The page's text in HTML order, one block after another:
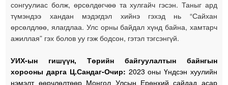
сонгуулиас болж, өрсөлдөгчөө та хулгайч гэсэн. Таныг ард
түмэндээ хандан мэдэгдэл хийнэ гэхэд нь “Сайхан
өрсөлдлөө, ялагдлаа. Улс орны байдал хүнд байна, хамтарч
ажиллая” гэх болов уу гэж бодсон, гэтэл тэгсэнгүй.
УИХ-ын гишүүн, Төрийн байгуулалтын байнгын
хорооны дарга Ц.Сандаг-Очир: 2023 оны Үндсэн хуулийн
нэмэлт өөрчлөлтөөр Монгол Улсын Ерөнхий сайдад асар